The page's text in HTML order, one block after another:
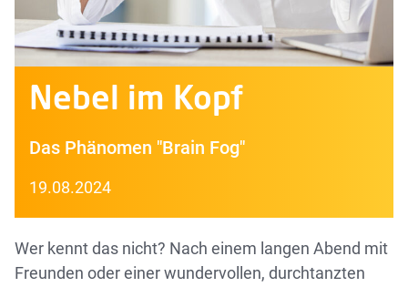
Nebel im Kopf
Das Phänomen "Brain Fog"
19.08.2024
Wer kennt das nicht? Nach einem langen Abend mit
Freunden oder einer wundervollen, durchtanzten